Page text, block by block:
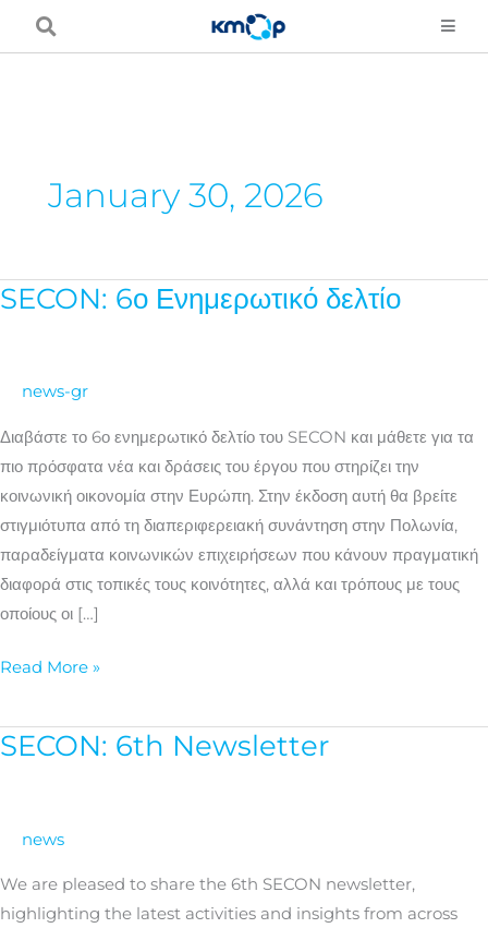
January 30, 2026
SECON: 6ο Ενημερωτικό δελτίο
news-gr
Διαβάστε το 6ο ενημερωτικό δελτίο του SECON και μάθετε για τα
πιο πρόσφατα νέα και δράσεις του έργου που στηρίζει την
κοινωνική οικονομία στην Ευρώπη. Στην έκδοση αυτή θα βρείτε
στιγμιότυπα από τη διαπεριφερειακή συνάντηση στην Πολωνία,
παραδείγματα κοινωνικών επιχειρήσεων που κάνουν πραγματική
διαφορά στις τοπικές τους κοινότητες, αλλά και τρόπους με τους
οποίους οι […]
SECON:
Read More »
SECON: 6th Newsletter
news
We are pleased to share the 6th SECON newsletter,
highlighting the latest activities and insights from across
SECON: